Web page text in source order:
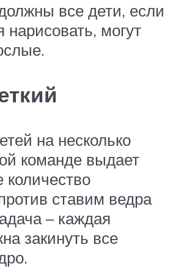
все дети, если
нарисовать, могут
на несколько
команде выдает
количество
ставим ведра
– каждая
закинуть все